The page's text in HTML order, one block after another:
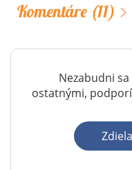
Komentáre (11)
Nezabudni
ostatnými,